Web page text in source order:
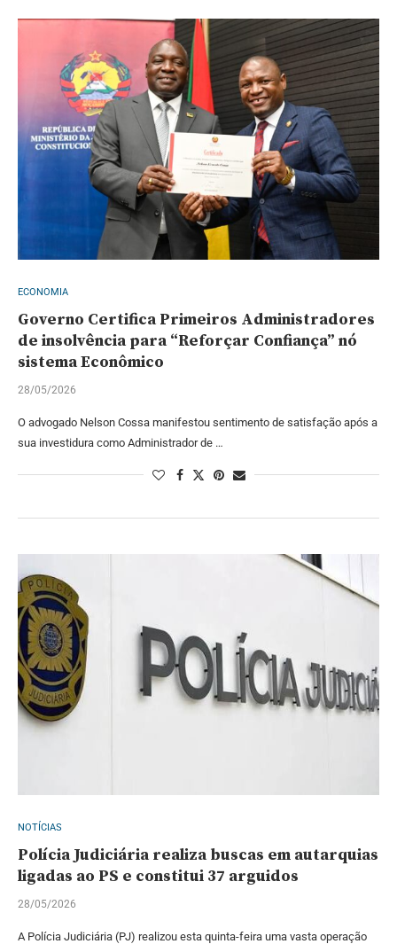
ECONOMIA
Governo Certifica Primeiros Administradores
de insolvência para “Reforçar Confiança” nó
sistema Econômico
28/05/2026
O advogado Nelson Cossa manifestou sentimento de satisfação após a
sua investidura como Administrador de …
NOTÍCIAS
Polícia Judiciária realiza buscas em autarquias
ligadas ao PS e constitui 37 arguidos
28/05/2026
A Polícia Judiciária (PJ) realizou esta quinta-feira uma vasta operação